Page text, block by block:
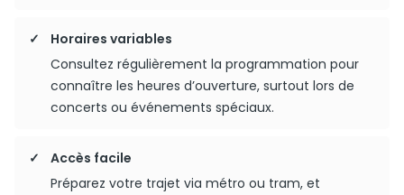
Horaires variables
Consultez régulièrement la programmation pour
connaître les heures d’ouverture, surtout lors de
concerts ou événements spéciaux.
Accès facile
Préparez votre trajet via métro ou tram, et